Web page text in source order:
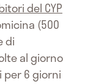
del CYP
(500
di
al giorno
per 6 giorni